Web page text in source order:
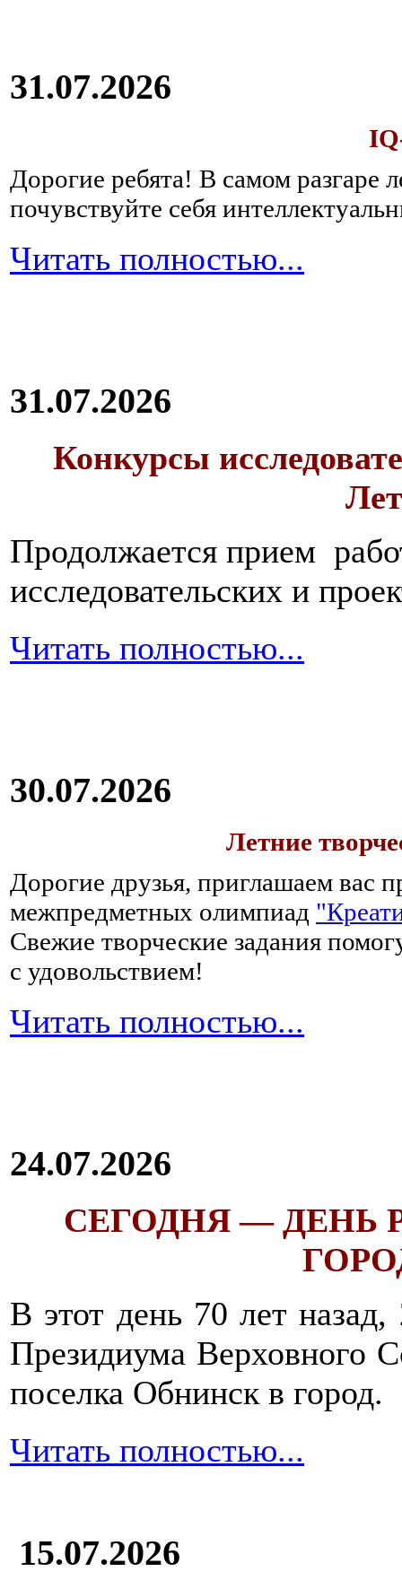
31.07.2026
Дорогие ребята! В самом разгаре
почувствуйте себя
Читать полностью...
31.07.2026
Конкурсы
Продолжается прием
исследовательских и
Читать полностью...
30.07.2026
Летние
Дорогие друзья, приглашаем вас
межпредметных олимпиад
Свежие творческие задания
с удовольствием!
Читать полностью...
24.07.2026
СЕГОДНЯ — ДЕНЬ
В этот день 70 лет
Президиума Верховного
поселка Обнинск в город.
Читать полностью...
15.07.2026